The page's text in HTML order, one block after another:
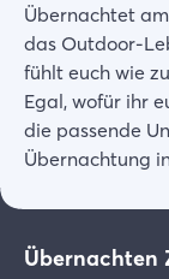
Übernachtet
das Outdoor-
fühlt euch wie
Egal, wofür ihr
die passende
Übernachtung
Übernachten